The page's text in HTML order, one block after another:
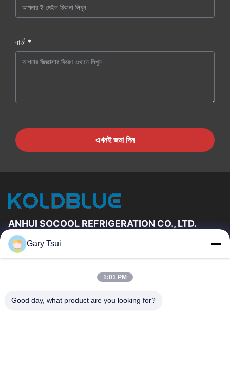
বার্তা *
এখনই জমা দিন
ANHUI SOCOOL REFRIGERATION CO., LTD.
দ্রুত লিঙ্ক
আমাদের সম্পর্কে
কারখানা ভ্রমণ
মান নিয়ন্ত্রণ
Gary Tsui
1:01 PM
Good day, what product are you looking for?